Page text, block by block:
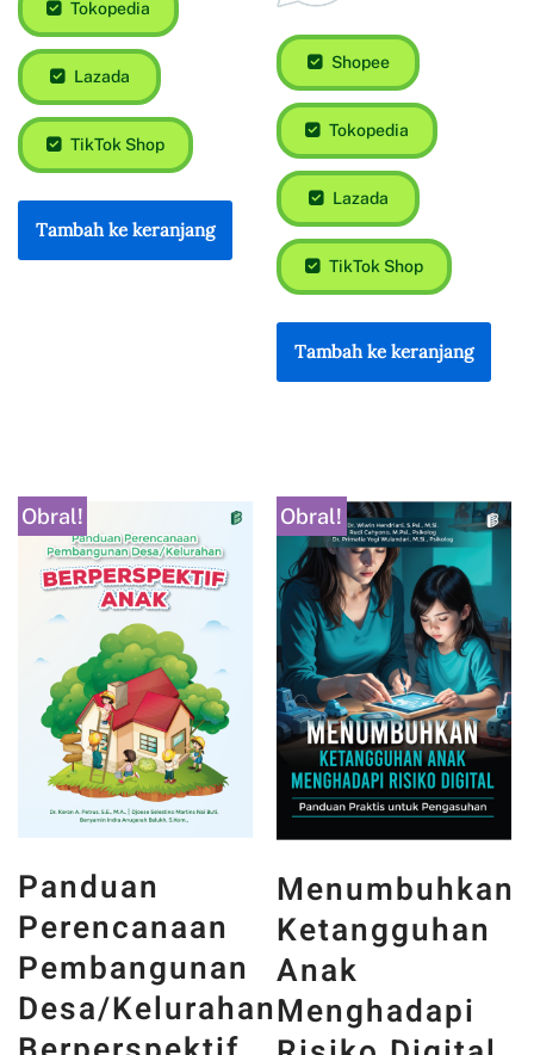
Shopee
Tokopedia
Rp75.000
Shopee
Tokopedia
Panduan
Obral!
Menumbuhkan